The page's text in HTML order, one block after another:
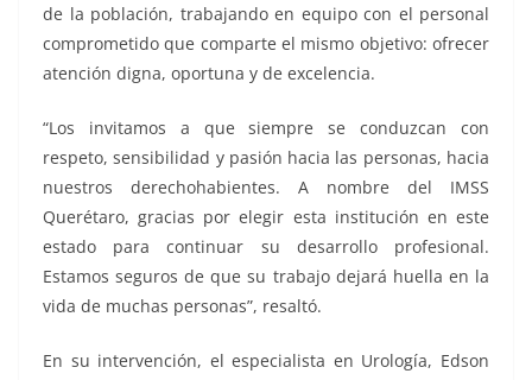
de la población, trabajando en equipo con el personal
comprometido que comparte el mismo objetivo: ofrecer
atención digna, oportuna y de excelencia.
“Los invitamos a que siempre se conduzcan con
respeto, sensibilidad y pasión hacia las personas, hacia
nuestros derechohabientes. A nombre del IMSS
Querétaro, gracias por elegir esta institución en este
estado para continuar su desarrollo profesional.
Estamos seguros de que su trabajo dejará huella en la
vida de muchas personas”, resaltó.
En su intervención, el especialista en Urología, Edson